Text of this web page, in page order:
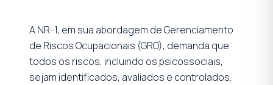
A NR-1, em sua abordagem de Gerenciamento
de Riscos Ocupacionais (GRO), demanda que
todos os riscos, incluindo os psicossociais,
sejam identificados, avaliados e controlados.